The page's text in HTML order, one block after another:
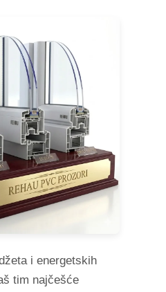
i energetskih
tim najčešće